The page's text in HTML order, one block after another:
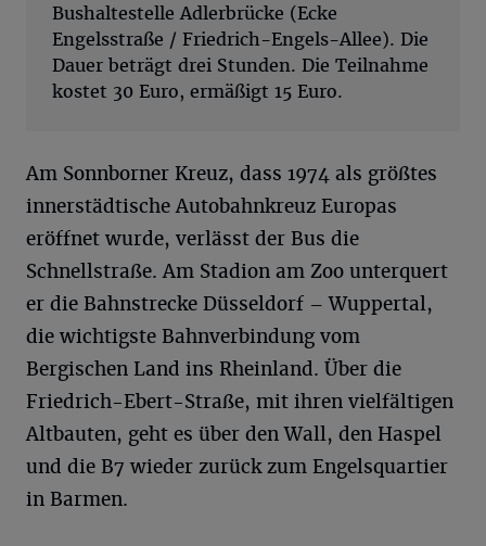
Bushaltestelle Adlerbrücke (Ecke
Engelsstraße / Friedrich-Engels-Allee). Die
Dauer beträgt drei Stunden. Die Teilnahme
kostet 30 Euro, ermäßigt 15 Euro.
Am Sonnborner Kreuz, dass 1974 als größtes
innerstädtische Autobahnkreuz Europas
eröffnet wurde, verlässt der Bus die
Schnellstraße. Am Stadion am Zoo unterquert
er die Bahnstrecke Düsseldorf – Wuppertal,
die wichtigste Bahnverbindung vom
Bergischen Land ins Rheinland. Über die
Friedrich-Ebert-Straße, mit ihren vielfältigen
Altbauten, geht es über den Wall, den Haspel
und die B7 wieder zurück zum Engelsquartier
in Barmen.